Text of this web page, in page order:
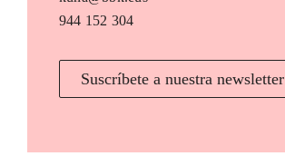
944 152 304
Suscríbete a nuestra newsletter